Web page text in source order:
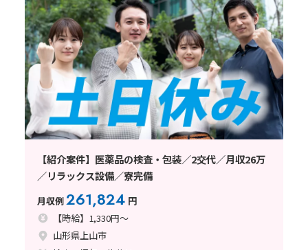
【紹介案件】医薬品の検査・包装／2交代／月収26万
／リラックス設備／寮完備
月収例261,824 円
【時給】1,330円～
山形県上山市